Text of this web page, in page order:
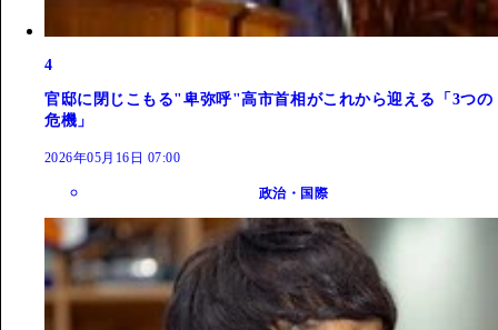
4
官邸に閉じこもる"卑弥呼"高市首相がこれから迎える「3つの
危機」
2026年05月16日 07:00
政治・国際